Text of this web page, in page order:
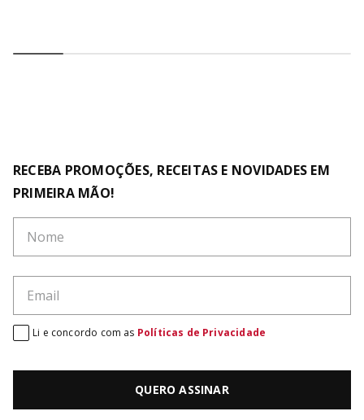
RECEBA PROMOÇÕES, RECEITAS E NOVIDADES EM
PRIMEIRA MÃO!
QUERO ASSINAR
Li e concordo com as Políticas de Privacidade